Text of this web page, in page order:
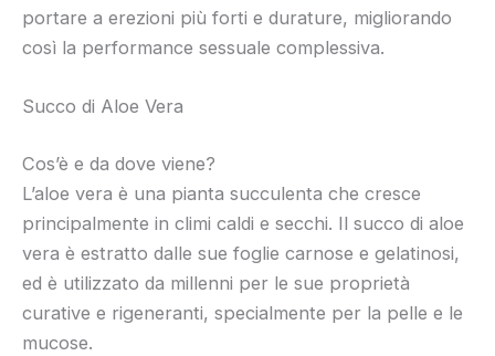
portare a erezioni più forti e durature, migliorando
così la performance sessuale complessiva.
Succo di Aloe Vera
Cos’è e da dove viene?
L’aloe vera è una pianta succulenta che cresce
principalmente in climi caldi e secchi. Il succo di aloe
vera è estratto dalle sue foglie carnose e gelatinosi,
ed è utilizzato da millenni per le sue proprietà
curative e rigeneranti, specialmente per la pelle e le
mucose.